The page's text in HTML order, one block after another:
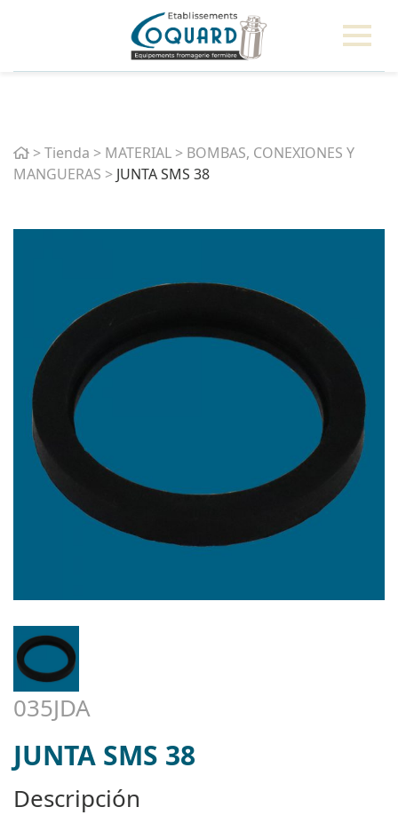
Home
>Tienda > MATERIAL > BOMBAS, CONEXIONES Y
MANGUERAS > JUNTA SMS 38
035JDA
JUNTA SMS 38
Descripción